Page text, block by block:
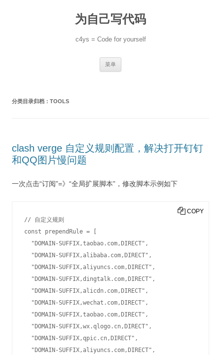
为自己写代码
c4ys = Code for yourself
菜单
分类目录归档： TOOLS
clash verge 自定义规则配置，解决打开钉钉
和QQ图片慢问题
一次点击“订阅”=》“全局扩展脚本”，修改脚本示例如下
// 自定义规则
const prependRule = [
  "DOMAIN-SUFFIX,taobao.com,DIRECT",
  "DOMAIN-SUFFIX,alibaba.com,DIRECT",
  "DOMAIN-SUFFIX,aliyuncs.com,DIRECT",
  "DOMAIN-SUFFIX,dingtalk.com,DIRECT",
  "DOMAIN-SUFFIX,alicdn.com,DIRECT",
  "DOMAIN-SUFFIX,wechat.com,DIRECT",
  "DOMAIN-SUFFIX,taobao.com,DIRECT",
  "DOMAIN-SUFFIX,wx.qlogo.cn,DIRECT",
  "DOMAIN-SUFFIX,qpic.cn,DIRECT",
  "DOMAIN-SUFFIX,aliyuncs.com,DIRECT",
COPY